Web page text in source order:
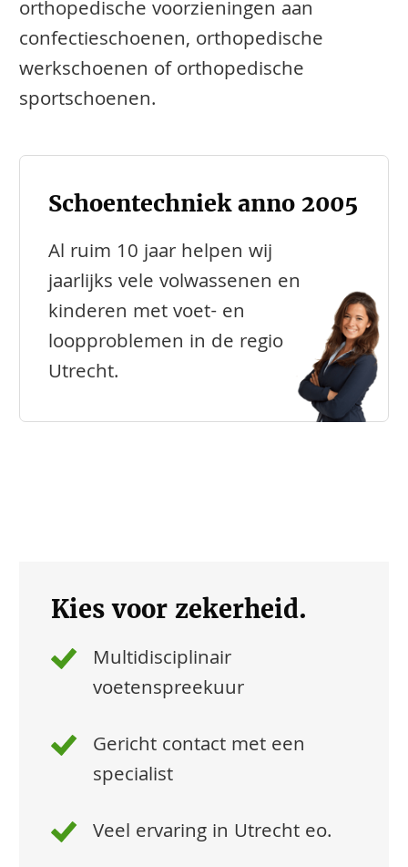
orthopedische voorzieningen aan
confectieschoenen, orthopedische
werkschoenen of orthopedische
sportschoenen.
Schoentechniek anno 2005
Al ruim 10 jaar helpen wij
jaarlijks vele volwassenen en
kinderen met voet- en
loopproblemen in de regio
Utrecht.
Kies voor zekerheid.
Multidisciplinair
voetenspreekuur
Gericht contact met een
specialist
Veel ervaring in Utrecht eo.